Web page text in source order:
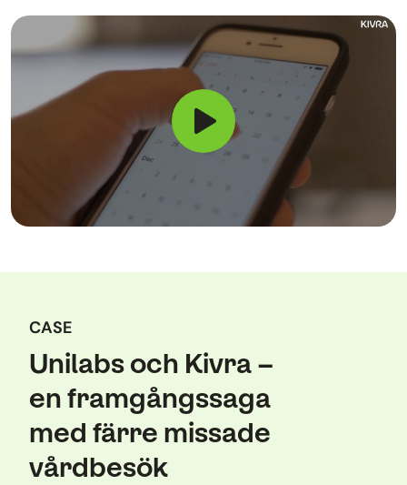
CASE
Unilabs och Kivra –
en framgångssaga
med färre missade
vårdbesök